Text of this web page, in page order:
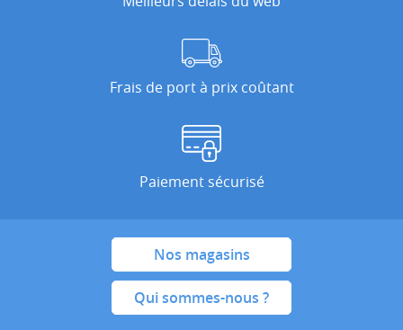
Frais de port à prix coûtant
Paiement sécurisé
Nos magasins
Qui sommes-nous ?